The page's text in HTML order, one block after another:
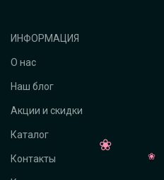
ИНФОРМАЦИЯ
О нас
Наш блог
Акции и скидки
Каталог
Контакты